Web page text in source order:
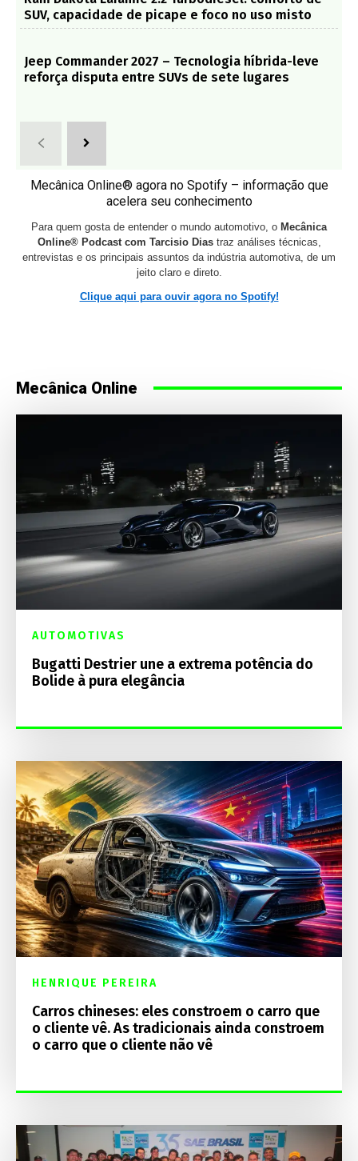
SUV, capacidade de picape e foco no uso misto
Jeep Commander 2027 – Tecnologia híbrida-leve
reforça disputa entre SUVs de sete lugares
Mecânica Online® agora no Spotify – informação que
acelera seu conhecimento
Para quem gosta de entender o mundo automotivo, o Mecânica
Online® Podcast com Tarcisio Diastraz análises técnicas,
entrevistas e os principais assuntos da indústria automotiva, de um
jeito claro e direto.
Clique aqui para ouvir agora no Spotify!
Mecânica Online
AUTOMOTIVAS
Bugatti Destrier une a extrema potência do
Bolide à pura elegância
HENRIQUE PEREIRA
Carros chineses: eles constroem o carro que
o cliente vê. As tradicionais ainda constroem
o carro que o cliente não vê